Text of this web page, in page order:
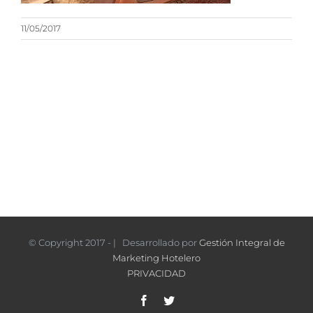
11/05/2017
© Copyright 2017 - | Desarrollado porGestión Integral de
Marketing Hotelero
PRIVACIDAD
FacebookTwitter